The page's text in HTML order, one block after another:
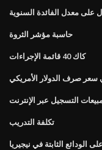
على معدل الفائدة السنوية
حاسبة مؤشر الثروة
كاك 40 قائمة الإجراءات
سعر صرف الدولار الأمريكي
التسجيل عبر الإنترنت
تكلفة التدريب
الودائع الثابتة في نيجيريا